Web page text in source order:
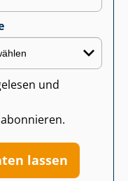
und
lassen